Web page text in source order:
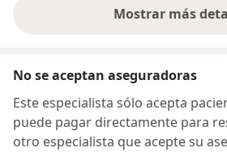
Mostrar mássobre
No se aceptan aseguradoras
Este especialista sólo acepta
puede pagar directamente para
otro especialista que acepte su